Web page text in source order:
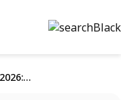
भारतीय सेना अग्निवीर अधिसूचना 2026: पात्रता, पाठ्यक्रम एवं परीक्षा विवरण